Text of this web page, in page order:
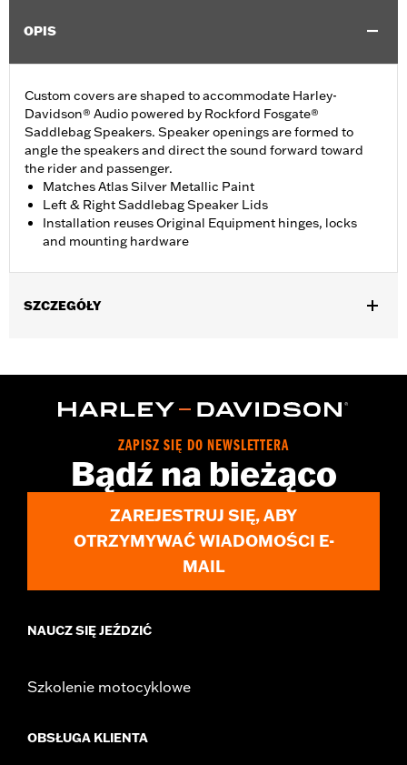
OPIS
Custom covers are shaped to accommodate Harley-
Davidson® Audio powered by Rockford Fosgate®
Saddlebag Speakers. Speaker openings are formed to
angle the speakers and direct the sound forward toward
the rider and passenger.
Matches Atlas Silver Metallic Paint
Left & Right Saddlebag Speaker Lids
Installation reuses Original Equipment hinges, locks
and mounting hardware
SZCZEGÓŁY
Audio powered by Rockford Fosgate Saddlebag Speaker Kit P/N
76001291, 76001292, or 76001299.
Saddlebag Speaker Kit
Sold In Units:
In the Box:Left & Right Saddlebag Speaker Lids only
ZAPISZ SIĘ DO NEWSLETTERA
Bądź na bieżąco
ZAREJESTRUJ SIĘ, ABY
OTRZYMYWAĆ WIADOMOŚCI E-
MAIL
NAUCZ SIĘ JEŹDZIĆ
Szkolenie motocyklowe
OBSŁUGA KLIENTA